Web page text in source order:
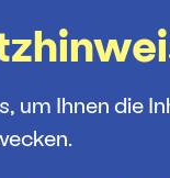
um Ihnen die